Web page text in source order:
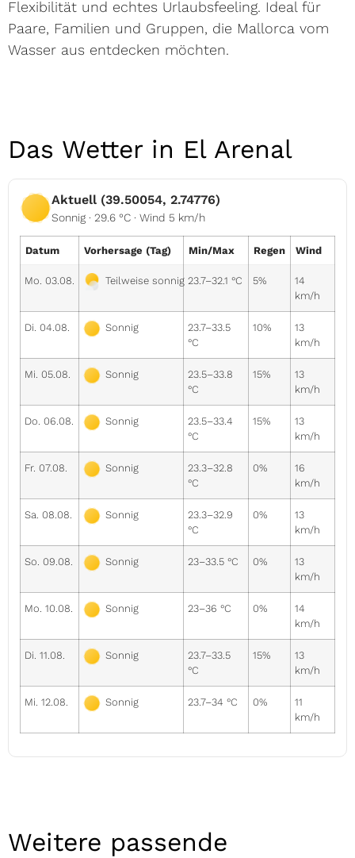
Flexibilität und echtes Urlaubsfeeling. Ideal für
Paare, Familien und Gruppen, die Mallorca vom
Wasser aus entdecken möchten.
Das Wetter in El Arenal
Aktuell (39.50054, 2.74776)
Sonnig · 29.6 °C · Wind 5 km/h
Datum Vorhersage (Tag) Min/Max Regen Wind
Mo. 03.08. Teilweise sonnig 23.7–32.1 °C 5%
14
km/h
Di. 04.08. Sonnig
23.7–33.5
°C
10%
13
km/h
Mi. 05.08. Sonnig
23.5–33.8
°C
15%
13
km/h
Do. 06.08. Sonnig
23.5–33.4
°C
15%
13
km/h
Fr. 07.08. Sonnig
23.3–32.8
°C
0%
16
km/h
Sa. 08.08. Sonnig
23.3–32.9
°C
0%
13
km/h
So. 09.08. Sonnig 23–33.5 °C 0%
13
km/h
Mo. 10.08. Sonnig 23–36 °C 0%
14
km/h
Di. 11.08. Sonnig
23.7–33.5
°C
15%
13
km/h
Mi. 12.08. Sonnig 23.7–34 °C 0%
11
km/h
Weitere passende